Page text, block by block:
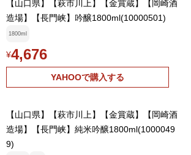
【山口県】【萩市川上】【金賞蔵】【岡崎酒
造場】【長門峡】吟醸1800ml(10000501)
1800ml
¥4,676
YAHOOで購入する
【山口県】【萩市川上】【金賞蔵】【岡崎酒
造場】【長門峡】純米吟醸1800ml(1000049
9)